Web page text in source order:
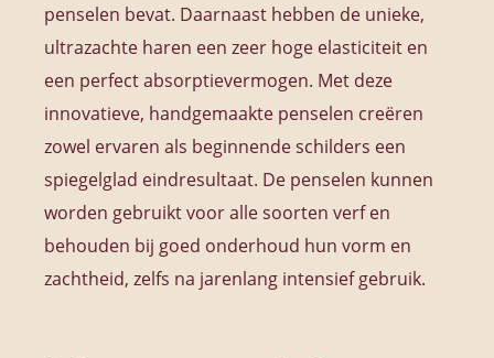
penselen bevat. Daarnaast hebben de unieke,
ultrazachte haren een zeer hoge elasticiteit en
een perfect absorptievermogen. Met deze
innovatieve, handgemaakte penselen creëren
zowel ervaren als beginnende schilders een
spiegelglad eindresultaat. De penselen kunnen
worden gebruikt voor alle soorten verf en
behouden bij goed onderhoud hun vorm en
zachtheid, zelfs na jarenlang intensief gebruik.